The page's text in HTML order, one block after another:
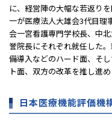
に、経営陣の大幅な若返り
一が医療法人大雄会3代目理
会一宮看護専門学校長、中
誉院長にそれぞれ就任した
備導入などのハード面、そ
ト面、双方の改革を推し進め
日本医療機能評価機